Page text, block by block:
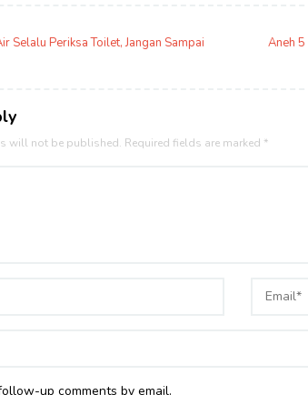
Selalu Periksa Toilet, Jangan Sampai
Aneh
will not be published. Required fields are marked *
up comments by email.